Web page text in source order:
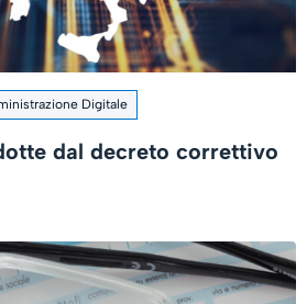
Digitale
dal decreto correttivo